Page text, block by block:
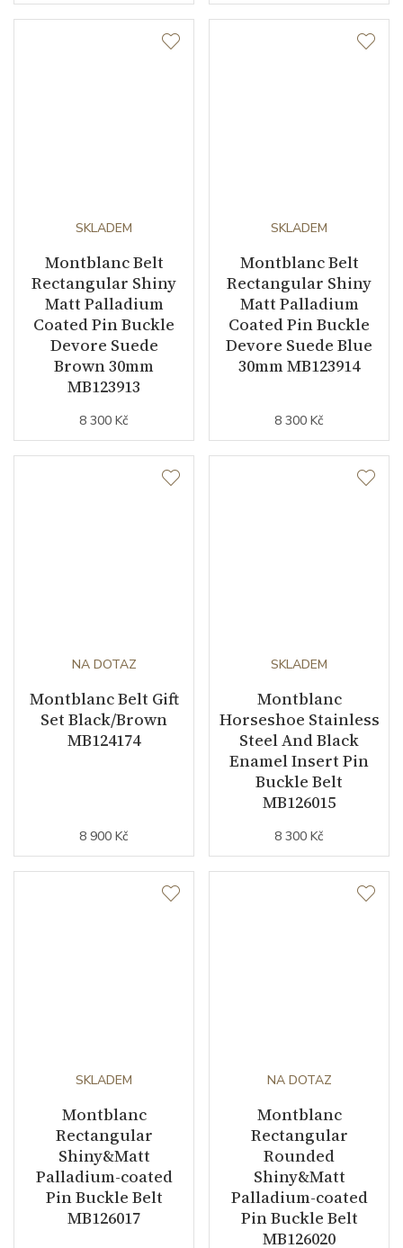
SKLADEM
Montblanc Belt
Rectangular Shiny
Matt Palladium
Coated Pin Buckle
Devore Suede
Brown 30mm
MB123913
8 300 Kč
SKLADEM
Montblanc Belt
Rectangular Shiny
Matt Palladium
Coated Pin Buckle
Devore Suede Blue
30mm MB123914
8 300 Kč
NA DOTAZ
Montblanc Belt Gift
Set Black/Brown
MB124174
8 900 Kč
SKLADEM
Montblanc
Horseshoe Stainless
Steel And Black
Enamel Insert Pin
Buckle Belt
MB126015
8 300 Kč
SKLADEM
Montblanc
Rectangular
Shiny&Matt
Palladium-coated
Pin Buckle Belt
MB126017
NA DOTAZ
Montblanc
Rectangular
Rounded
Shiny&Matt
Palladium-coated
Pin Buckle Belt
MB126020